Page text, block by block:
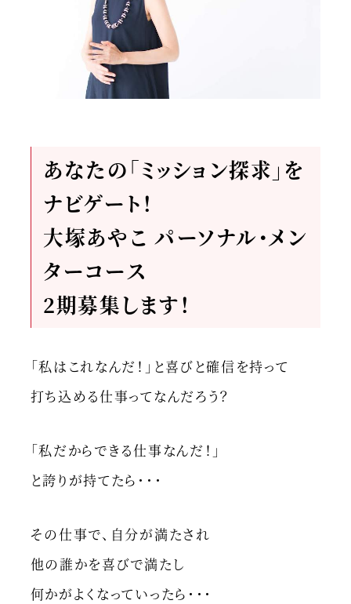
あなたの「ミッション探求」を
ナビゲート！
大塚あやこ パーソナル・メン
ターコース
2期募集します！
「私はこれなんだ！」と喜びと確信を持って
打ち込める仕事ってなんだろう？
「私だからできる仕事なんだ！」
と誇りが持てたら・・・
その仕事で、自分が満たされ
他の誰かを喜びで満たし
何かがよくなっていったら・・・